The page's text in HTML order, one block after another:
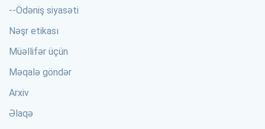
--Ödəniş siyasəti
Nəşr etikası
Müəllifər üçün
Məqalə göndər
Arxiv
Əlaqə